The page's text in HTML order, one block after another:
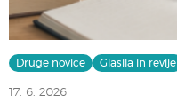
Druge novice Glasila in revije
17. 6. 2026